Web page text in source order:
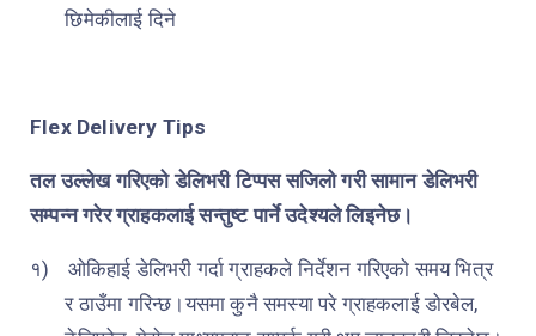
छिमेकीलाई दिने
Flex Delivery Tips
तल उल्लेख गरिएको डेलिभरी टिप्पस सजिलो गरी सामान डेलिभरी
सम्पन्न गरेर ग्राहकलाई सन्तुष्ट पार्ने उदेश्यले लिइनेछ।
१)
ओकिहाई डेलिभरी गर्दा ग्राहकले निर्देशन गरिएको समय भित्र
र ठाउँमा गरिन्छ।यसमा कुनै समस्या परे ग्राहकलाई डोरबेल,